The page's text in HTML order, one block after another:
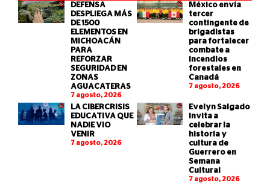
DEFENSA
DESPLIEGA MÁS
DE 1500
ELEMENTOS EN
MICHOACÁN
PARA
REFORZAR
SEGURIDAD EN
ZONAS
AGUACATERAS
7 agosto, 2026
México envía
tercer
contingente de
brigadistas
para fortalecer
combate a
incendios
forestales en
Canadá
7 agosto, 2026
LA CIBERCRISIS
EDUCATIVA QUE
NADIE VIO
VENIR
7 agosto, 2026
Evelyn Salgado
invita a
celebrar la
historia y
cultura de
Guerrero en
Semana
Cultural
7 agosto, 2026